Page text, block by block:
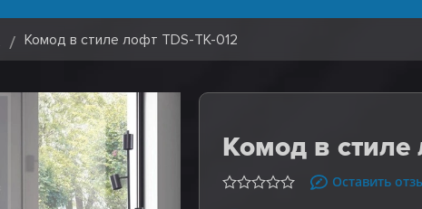
Комод в стиле лофт TDS-TK-012
Комод в стиле
Оставить